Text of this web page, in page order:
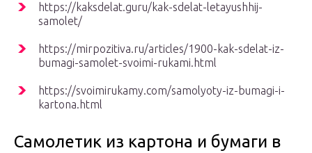
https://kaksdelat.guru/kak-sdelat-letayushhij-
samolet/
https://mirpozitiva.ru/articles/1900-kak-sdelat-iz-
bumagi-samolet-svoimi-rukami.html
https://svoimirukamy.com/samolyoty-iz-bumagi-i-
kartona.html
Самолетик из картона и бумаги в